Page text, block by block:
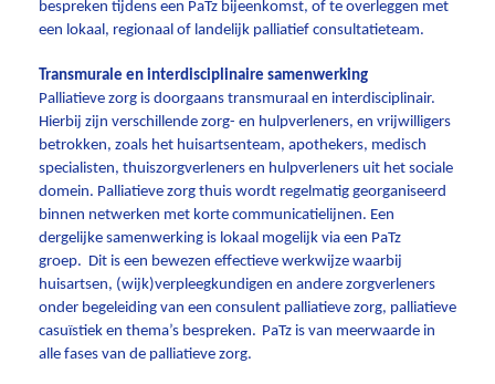
bespreken tijdens een PaTz bijeenkomst, of te overleggen met
een lokaal, regionaal of landelijk palliatief consultatieteam.
Transmurale en interdisciplinaire samenwerking
Palliatieve zorg is doorgaans transmuraal en interdisciplinair.
Hierbij zijn verschillende zorg- en hulpverleners, en vrijwilligers
betrokken, zoals het huisartsenteam, apothekers, medisch
specialisten, thuiszorgverleners en hulpverleners uit het sociale
domein. Palliatieve zorg thuis wordt regelmatig georganiseerd
binnen netwerken met korte communicatielijnen. Een
dergelijke samenwerking is lokaal mogelijk via een PaTz
groep. Dit is een bewezen effectieve werkwijze waarbij
huisartsen, (wijk)verpleegkundigen en andere zorgverleners
onder begeleiding van een consulent palliatieve zorg, palliatieve
casuïstiek en thema’s bespreken. PaTz is van meerwaarde in
alle fases van de palliatieve zorg.